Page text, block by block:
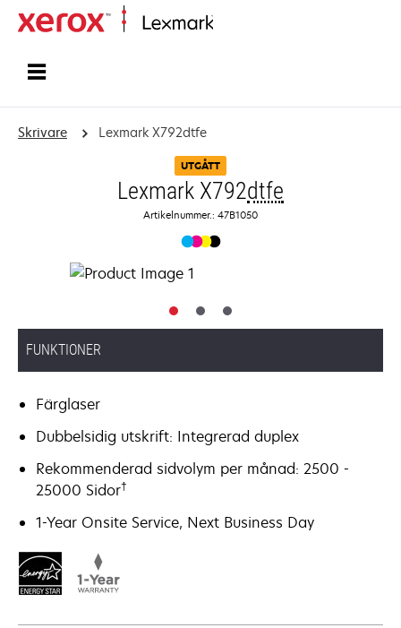
Skrivare Lexmark X792dtfe
UTGÅTT
Lexmark X792dtfe
Artikelnummer.: 47B1050
FUNKTIONER
Färglaser
Dubbelsidig utskrift: Integrerad duplex
Rekommenderad sidvolym per månad: 2500 -
25000 Sidor†
1-Year Onsite Service, Next Business Day